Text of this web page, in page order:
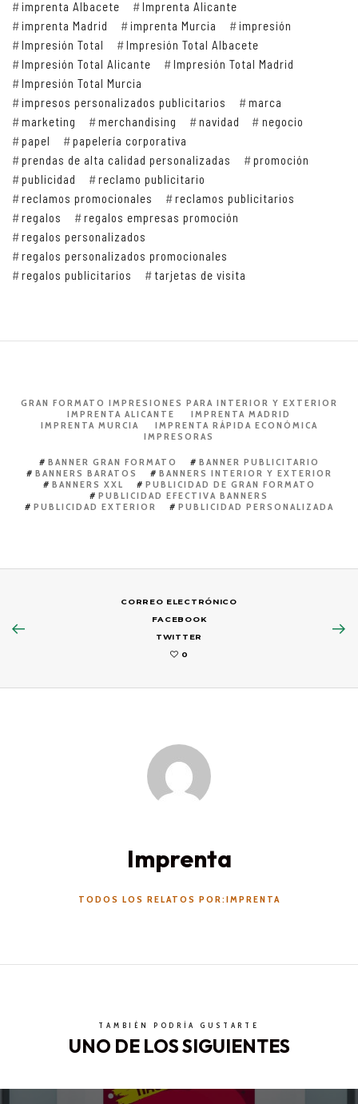
imprenta Albacete
Imprenta Alicante
imprenta Madrid
imprenta Murcia
impresión
Impresión Total
Impresión Total Albacete
Impresión Total Alicante
Impresión Total Madrid
Impresión Total Murcia
impresos personalizados publicitarios
marca
marketing
merchandising navidad
negocio
papel
papelería corporativa
prendas de alta calidad personalizadas
promoción
publicidad
reclamo publicitario
reclamos promocionales
reclamos publicitarios
regalos
regalos empresas promoción
regalos personalizados
regalos personalizados promocionales
regalos publicitarios
tarjetas de visita
GRAN FORMATO IMPRESIONES PARA INTERIOR Y EXTERIOR
IMPRENTA ALICANTE
IMPRENTA MADRID
IMPRENTA MURCIA
IMPRENTA RÁPIDA ECONÓMICA
IMPRESORAS
BANNER GRAN FORMATO
BANNER PUBLICITARIO
BANNERS BARATOS
BANNERS INTERIOR Y EXTERIOR
BANNERS XXL
PUBLICIDAD DE GRAN FORMATO
PUBLICIDAD EFECTIVA BANNERS
PUBLICIDAD EXTERIOR
PUBLICIDAD PERSONALIZADA
CORREO ELECTRÓNICO
FACEBOOK
TWITTER
0
Imprenta
TODOS LOS RELATOS POR:IMPRENTA
TAMBIÉN PODRÍA GUSTARTE
UNO DE LOS SIGUIENTES